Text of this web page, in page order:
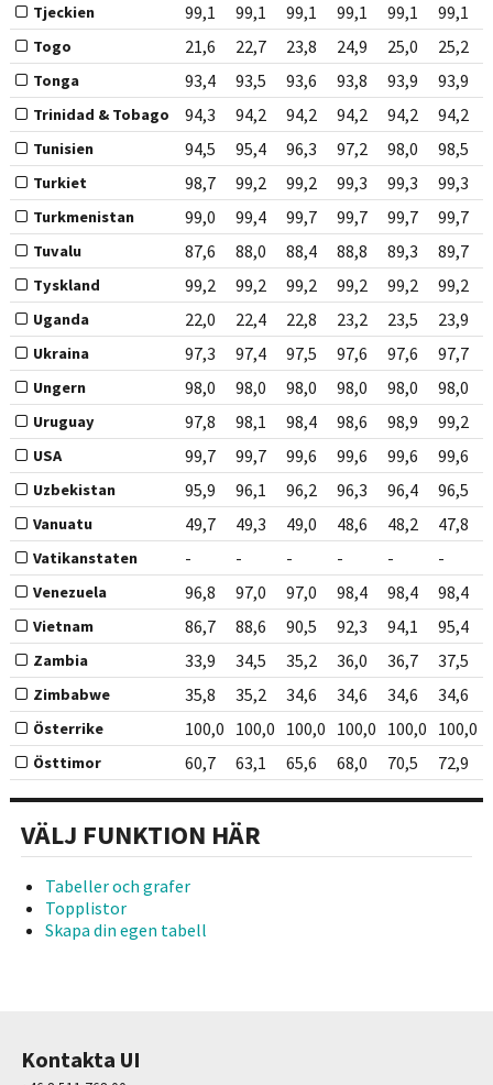
Tjeckien 99,1 99,1 99,1 99,1 99,1 99,1
Togo 21,6 22,7 23,8 24,9 25,0 25,2
Tonga 93,4 93,5 93,6 93,8 93,9 93,9
Trinidad & Tobago 94,3 94,2 94,2 94,2 94,2 94,2
Tunisien 94,5 95,4 96,3 97,2 98,0 98,5
Turkiet 98,7 99,2 99,2 99,3 99,3 99,3
Turkmenistan 99,0 99,4 99,7 99,7 99,7 99,7
Tuvalu 87,6 88,0 88,4 88,8 89,3 89,7
Tyskland 99,2 99,2 99,2 99,2 99,2 99,2
Uganda 22,0 22,4 22,8 23,2 23,5 23,9
Ukraina 97,3 97,4 97,5 97,6 97,6 97,7
Ungern 98,0 98,0 98,0 98,0 98,0 98,0
Uruguay 97,8 98,1 98,4 98,6 98,9 99,2
USA 99,7 99,7 99,6 99,6 99,6 99,6
Uzbekistan 95,9 96,1 96,2 96,3 96,4 96,5
Vanuatu 49,7 49,3 49,0 48,6 48,2 47,8
Vatikanstaten - - - - - -
Venezuela 96,8 97,0 97,0 98,4 98,4 98,4
Vietnam 86,7 88,6 90,5 92,3 94,1 95,4
Zambia 33,9 34,5 35,2 36,0 36,7 37,5
Zimbabwe 35,8 35,2 34,6 34,6 34,6 34,6
Österrike 100,0 100,0 100,0 100,0 100,0 100,0
Östtimor 60,7 63,1 65,6 68,0 70,5 72,9
VÄLJ FUNKTION HÄR
Tabeller och grafer
Topplistor
Skapa din egen tabell
Kontakta UI